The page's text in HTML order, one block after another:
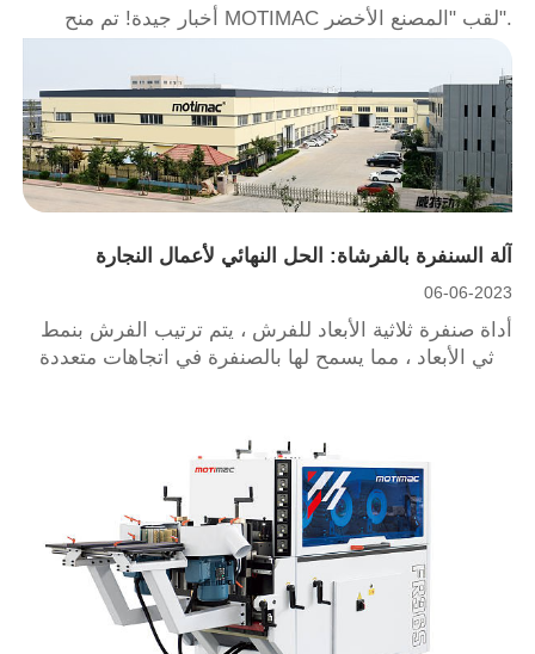
أخبار جيدة! تم منح MOTIMAC لقب "المصنع الأخضر".
آلة السنفرة بالفرشاة: الحل النهائي لأعمال النجارة
06-06-2023
أداة صنفرة ثلاثية الأبعاد للفرش ، يتم ترتيب الفرش بنمط
ثلاثي الأبعاد ، مما يسمح لها بالصنفرة في اتجاهات متعددة